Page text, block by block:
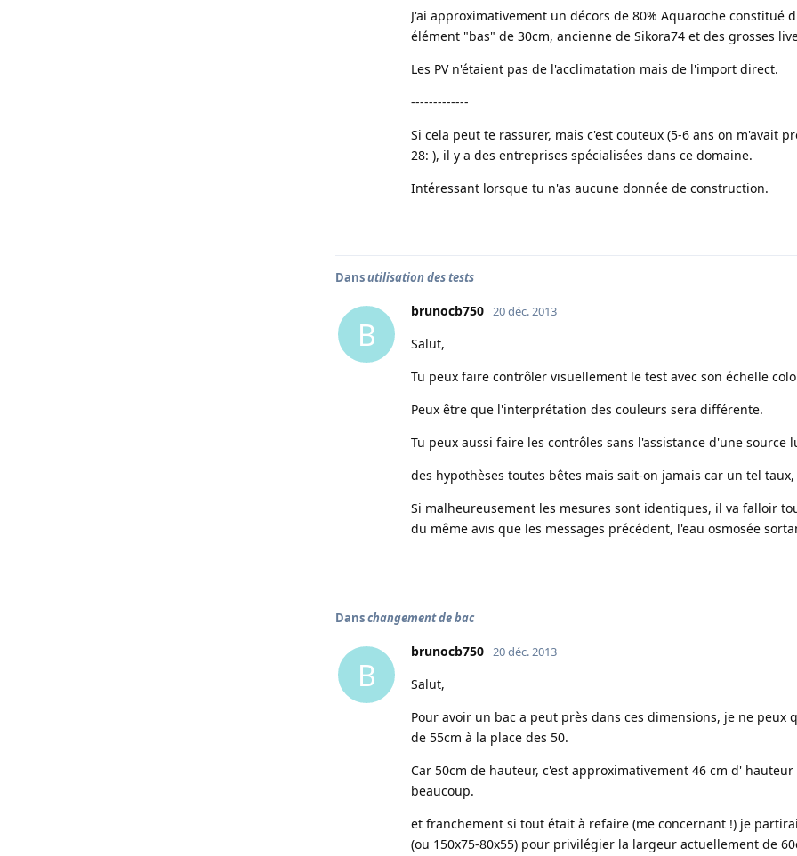
J'ai approximativement un décors de 80% Aquaroche constitué
élément "bas" de 30cm, ancienne de Sikora74 et des grosses
Les PV n'étaient pas de l'acclimatation mais de l'import direct.
-------------
Si cela peut te rassurer, mais c'est couteux (5-6 ans on m'avait
28: ), il y a des entreprises spécialisées dans ce domaine.
Intéressant lorsque tu n'as aucune donnée de construction.
Dansutilisation des tests
B
brunocb750 20 déc. 2013
Salut,
Tu peux faire contrôler visuellement le test avec son échelle
Peux être que l'interprétation des couleurs sera différente.
Tu peux aussi faire les contrôles sans l'assistance d'une source
des hypothèses toutes bêtes mais sait-on jamais car un tel
Si malheureusement les mesures sont identiques, il va falloir
du même avis que les messages précédent, l'eau osmosée
Danschangement de bac
B
brunocb750 20 déc. 2013
Salut,
Pour avoir un bac a peut près dans ces dimensions, je ne
de 55cm à la place des 50.
Car 50cm de hauteur, c'est approximativement 46 cm d'
beaucoup.
et franchement si tout était à refaire (me concernant !) je
(ou 150x75-80x55) pour privilégier la largeur actuellement de